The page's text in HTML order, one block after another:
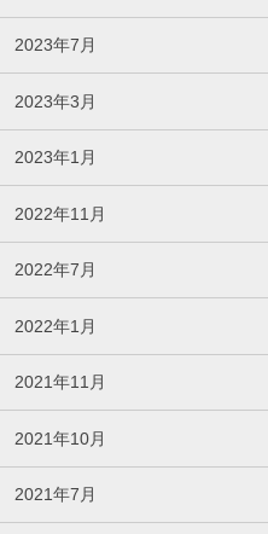
2023年7月
2023年3月
2023年1月
2022年11月
2022年7月
2022年1月
2021年11月
2021年10月
2021年7月